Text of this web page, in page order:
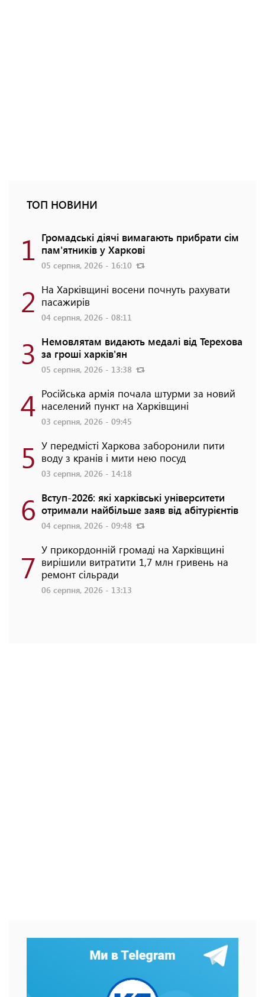
ТОП НОВИНИ
1 Громадські діячі вимагають прибрати сім
пам'ятників у Харкові
05 серпня, 2026 - 16:10
2 На Харківщині восени почнуть рахувати
пасажирів
04 серпня, 2026 - 08:11
3 Немовлятам видають медалі від Терехова
за гроші харків'ян
05 серпня, 2026 - 13:38
4 Російська армія почала штурми за новий
населений пункт на Харківщині
03 серпня, 2026 - 09:45
5 У передмісті Харкова заборонили пити
воду з кранів і мити нею посуд
03 серпня, 2026 - 14:18
6 Вступ-2026: які харківські університети
отримали найбільше заяв від абітурієнтів
04 серпня, 2026 - 09:48
7 У прикордонній громаді на Харківщині
вирішили витратити 1,7 млн гривень на
ремонт сільради
06 серпня, 2026 - 13:13